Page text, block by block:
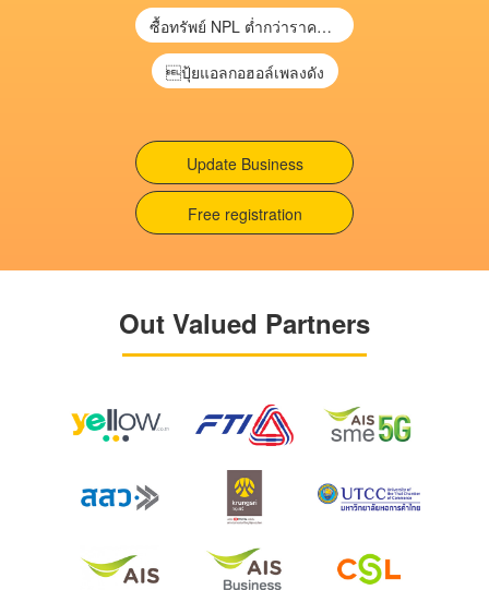
ซื้อทรัพย์ NPL ต่ำกว่าราคาตลาด 30-70% แบบไม่ต้องไปประมูล”
ปุ้ยแอลกอฮอล์เพลงดัง
Update Business
Free registration
Out Valued Partners